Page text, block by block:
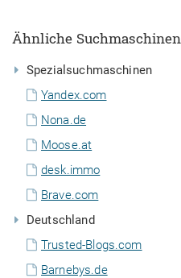
Ähnliche Suchmaschinen
Spezialsuchmaschinen
Yandex.com
Nona.de
Moose.at
desk.immo
Brave.com
Deutschland
Trusted-Blogs.com
Barnebys.de